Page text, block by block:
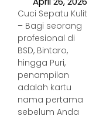
Cuci Sepatu Kulit
– Bagi seorang
profesional di
BSD, Bintaro,
hingga Puri,
penampilan
adalah kartu
nama pertama
sebelum Anda